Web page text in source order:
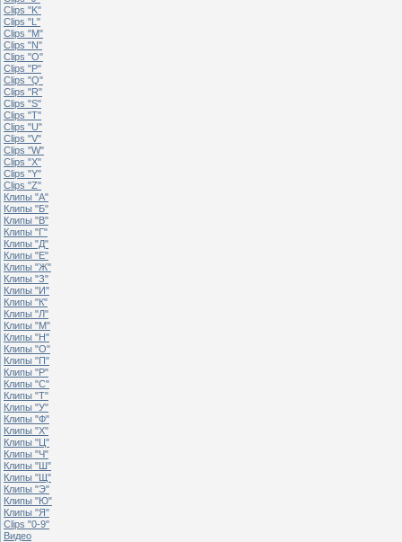
Clips "K"
Clips "L"
Clips "M"
Clips "N"
Clips "O"
Clips "P"
Clips "Q"
Clips "R"
Clips "S"
Clips "T"
Clips "U"
Clips "V"
Clips "W"
Clips "X"
Clips "Y"
Clips "Z"
Клипы "А"
Клипы "Б"
Клипы "В"
Клипы "Г"
Клипы "Д"
Клипы "Е"
Клипы "Ж"
Клипы "З"
Клипы "И"
Клипы "К"
Клипы "Л"
Клипы "М"
Клипы "Н"
Клипы "О"
Клипы "П"
Клипы "Р"
Клипы "С"
Клипы "Т"
Клипы "У"
Клипы "Ф"
Клипы "Х"
Клипы "Ц"
Клипы "Ч"
Клипы "Ш"
Клипы "Щ"
Клипы "Э"
Клипы "Ю"
Клипы "Я"
Clips "0-9"
Видео